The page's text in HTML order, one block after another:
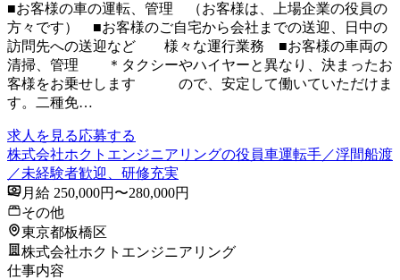
■お客様の車の運転、管理 （お客様は、上場企業の役員の
方々です） ■お客様のご自宅から会社までの送迎、日中の
訪問先への送迎など 様々な運行業務 ■お客様の車両の
清掃、管理 ＊タクシーやハイヤーと異なり、決まったお
客様をお乗せします ので、安定して働いていただけま
す。二種免…
求人を見る応募する
株式会社ホクトエンジニアリングの役員車運転手／浮間船渡
／未経験者歓迎、研修充実
月給 250,000円〜280,000円
その他
東京都板橋区
株式会社ホクトエンジニアリング
仕事内容